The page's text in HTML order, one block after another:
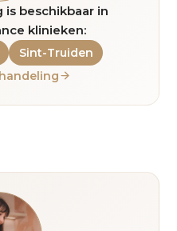
beschikbaar in
klinieken:
Sint-Truiden